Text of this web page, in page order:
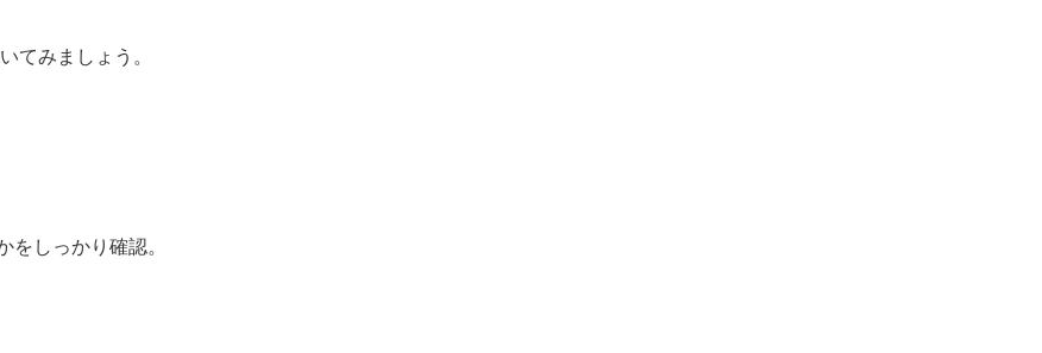
てみましょう。
しっかり確認。